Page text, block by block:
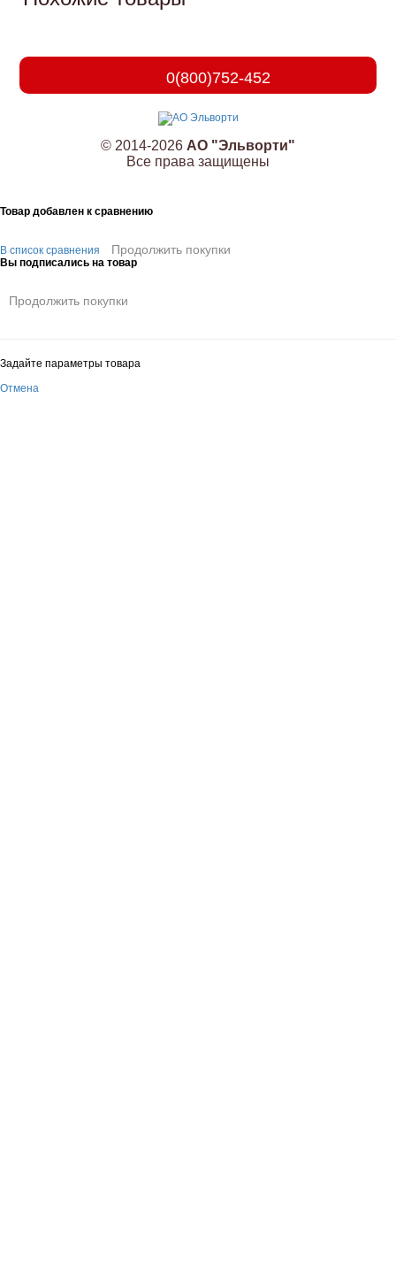
0(800)752-452
© 2014-2026 АО "Эльворти"
Все права защищены
Товар добавлен к сравнению
В список сравнения Продолжить покупки
Вы подписались на товар
Продолжить покупки
Задайте параметры товара
Отмена